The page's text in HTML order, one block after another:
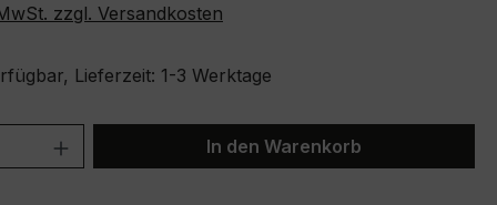
zzgl. Versandkosten
Lieferzeit: 1-3 Werktage
Anzahl: Gib den gewünschten Wert
In den Warenkorb